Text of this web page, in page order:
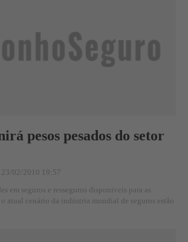
pesos pesados do setor
23/02/2010 19:57
em seguros e resseguros disponíveis para as
o atual cenário da indústria mundial de seguros estão